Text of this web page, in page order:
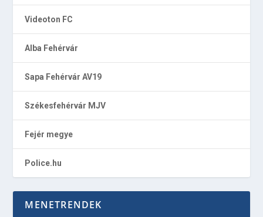
Videoton FC
Alba Fehérvár
Sapa Fehérvár AV19
Székesfehérvár MJV
Fejér megye
Police.hu
MENETRENDEK